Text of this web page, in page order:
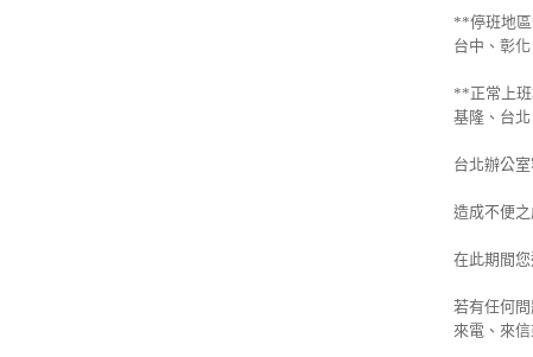
**停班地
台中、彰
**正常上
基隆、台
台北辦公
造成不便之
在此期間
若有任何問
來電、來